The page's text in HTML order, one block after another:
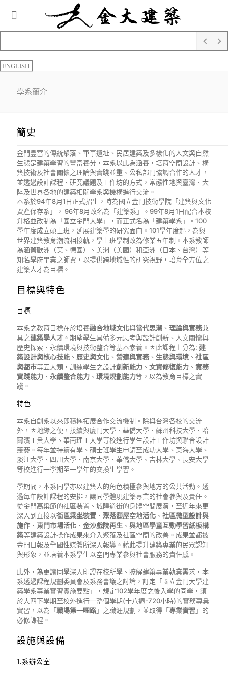
ENGLISH
學系簡介
簡史
金門豐富的傳統聚落、軍事遺址、民居建築及多樣化的人文與自然
生態是建築學習的豐富養分，本系以此為涵養，培育空間設計、構
築技術及社會關懷之理論與實踐並重、公私部門協調合作的人才，
並透過設計課程、研究議題及工作坊的方式，常態性地與臺灣、大
陸及世界各地的建築相關學系與機構進行交流。
本系於94年8月1日正式招生，時為國立金門技術學院「建築與文化
資產保存系」， 96年8月改名為「建築系」。99年8月1日配合本校
升格並改制為「國立金門大學」，而正式名為「建築學系」。100
學年度成立碩士班，延展建築學的研究面向。101學年度起，為與
世界建築教育潮流相接軌，學士班學制改為修業五年制。本系教師
為涵蓋歐洲（英、德國）、美洲（美國）和亞洲（日本、台灣）等
知名學府畢業之師資，以提供跨地域性的研究視野，培育全方位之
建築人才為目標。
目標與特色
目標
本系之教育目標在於培養融合地域文化與當代思潮 、 理論與實務兼
具之建築學人才 。期望學生具備多元思考與設計創新、人文關懷與
歷史探索、永續環境與技術整合等基本素養。因此課程上分為: 建
築設計與核心技能 、 歷史與文化 、 營建與實務 、 生態與環境 、 社區
與都市等五大類，訓練學生之設計創新能力 、 文資修復能力 、 實務
實踐能力 、 永續整合能力 、 環境規劃能力等，以為教育目標之實
踐。
特色
本系自創系以來即積極拓展合作交流機制。除與台灣各校的交流
外，因地緣之便，接續與廈門大學、華僑大學、蘇州科技大學、哈
爾濱工業大學、華南理工大學等校進行學生設計工作坊與聯合設計
競賽。每年並持續有學、碩士班學生申請至成功大學、東海大學、
淡江大學、四川大學、南京大學、華僑大學、吉林大學、長安大學
等校進行一學期至一學年的交換生學習。
學期間，本系同學亦以建築人的角色積極參與地方的公共活動。透
過每年設計課程的安排，讓同學體現建築專業的社會參與及責任。
從金門高粱節的社區裝置、城隍遊街的身體空間展演，至近年來更
深入到直接以街區乘坐裝置 、 聚落頹屋空地活化 、 社區微型設計與
施作 、 東門市場活化 、 金沙戲院再生 、 與地區學童互動學習紙板構
築等建築設計操作成果來介入聚落及社區空間的改善。成果並都被
金門日報及全國性媒體所深入報導。藉此提升建築專業的民眾認知
與形象，並培養本系學生以空間專業參與社會服務的責任感。
此外，為更讓同學深入印證在校所學、瞭解建築專業執業需求，本
系透過課程規劃委員會及系務會議之討論，訂定「國立金門大學建
築學系專業實習實施要點」，規定102學年度之後入學的同學，須
於大四下學期至校外進行一整個學期(十八週-720小時)的實務專業
實習，以為「職場第一哩路」之職涯規劃，並取得「專業實習」的
必修課程。
設施與設備
1.系辦公室